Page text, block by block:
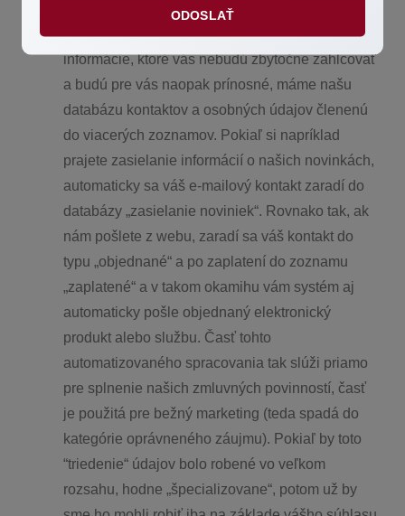
Aby sme vám mohli ponúkať produkty a služby
na mieru a zasielať vám len také ponuky a
informácie, ktoré vás nebudú zbytočne zahlcovať
a budú pre vás naopak prínosné, máme našu
databázu kontaktov a osobných údajov členenú
do viacerých zoznamov. Pokiaľ si napríklad
prajete zasielanie informácií o našich novinkách,
automaticky sa váš e-mailový kontakt zaradí do
databázy „zasielanie noviniek“. Rovnako tak, ak
nám pošlete z webu, zaradí sa váš kontakt do
typu „objednané“ a po zaplatení do zoznamu
„zaplatené“ a v takom okamihu vám systém aj
automaticky pošle objednaný elektronický
produkt alebo službu. Časť tohto
automatizovaného spracovania tak slúži priamo
pre splnenie našich zmluvných povinností, časť
je použitá pre bežný marketing (teda spadá do
kategórie oprávneného záujmu). Pokiaľ by toto
“triedenie“ údajov bolo robené vo veľkom
rozsahu, hodne „špecializovane“, potom už by
ODOSLAŤ